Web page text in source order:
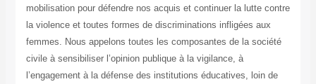
mobilisation pour défendre nos acquis et continuer la lutte contre
la violence et toutes formes de discriminations infligées aux
femmes. Nous appelons toutes les composantes de la société
civile à sensibiliser l’opinion publique à la vigilance, à
l’engagement à la défense des institutions éducatives, loin de